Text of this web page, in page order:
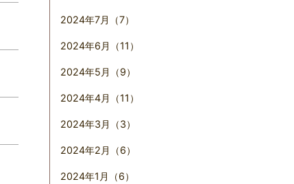
2024年7月（7）
2024年6月（11）
2024年5月（9）
2024年4月（11）
2024年3月（3）
2024年2月（6）
2024年1月（6）